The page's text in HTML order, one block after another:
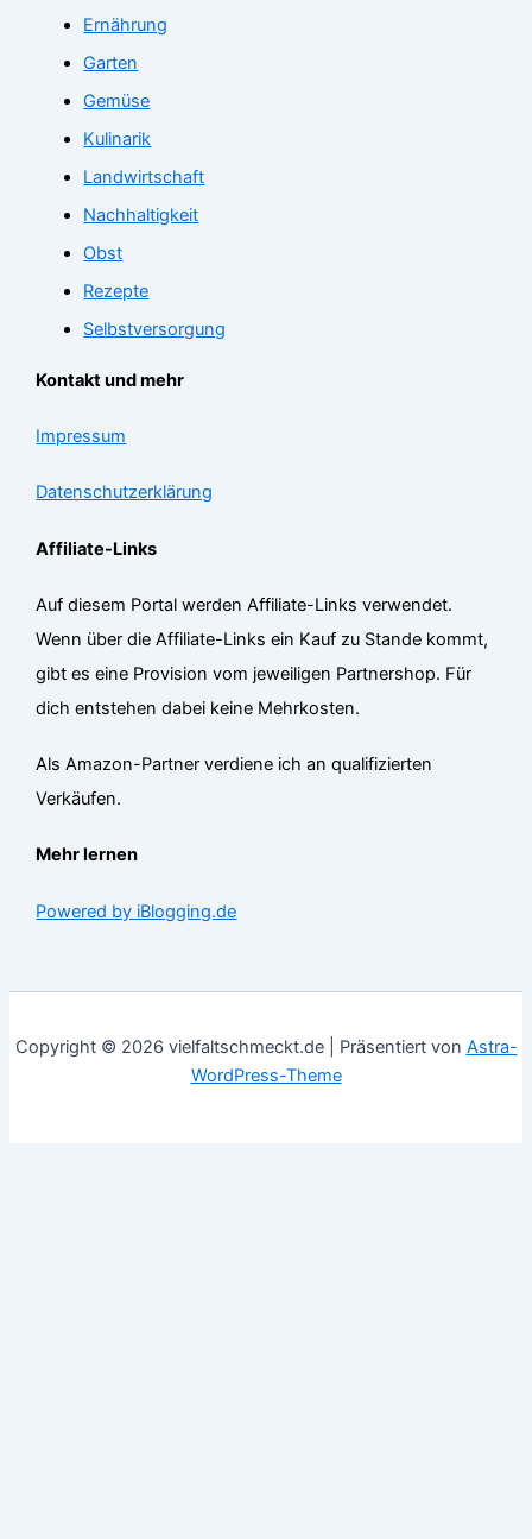
Ernährung
Garten
Gemüse
Kulinarik
Landwirtschaft
Nachhaltigkeit
Obst
Rezepte
Selbstversorgung
Kontakt und mehr
Impressum
Datenschutzerklärung
Affiliate-Links
Auf diesem Portal werden Affiliate-Links verwendet.
Wenn über die Affiliate-Links ein Kauf zu Stande kommt,
gibt es eine Provision vom jeweiligen Partnershop. Für
dich entstehen dabei keine Mehrkosten.
Als Amazon-Partner verdiene ich an qualifizierten
Verkäufen.
Mehr lernen
Powered by iBlogging.de
Copyright © 2026 vielfaltschmeckt.de | Präsentiert von Astra-
WordPress-Theme